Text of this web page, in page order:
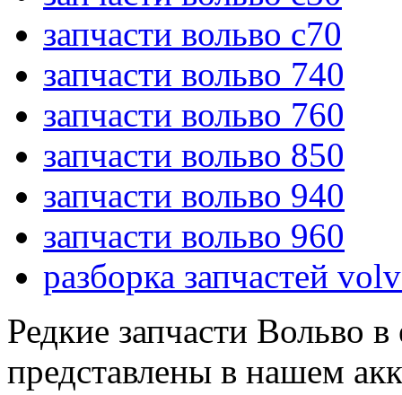
запчасти вольво c70
запчасти вольво 740
запчасти вольво 760
запчасти вольво 850
запчасти вольво 940
запчасти вольво 960
разборка запчастей
Редкие запчасти Вольво
представлены в нашем